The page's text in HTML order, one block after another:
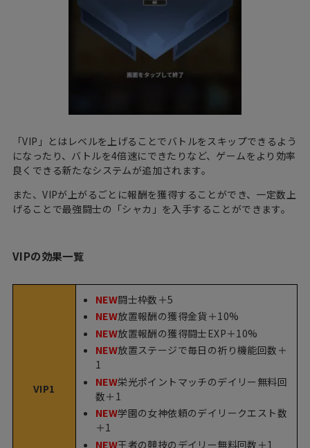
「VIP」とはレベルを上げることでバトルをスキップできるよう
になったり、バトルを4倍速にできたりなど、ゲームをより効率
良くできる新たなシステムが追加されます。
また、VIPが上がるごとに報酬を獲得することができ、一定数上
げることで最強闘士の「シャカ」 を入手することができます。
VIPの効果一覧
VIP1
NEW闘士枠数＋5
NEW放置報酬の獲得金貨＋10%
NEW放置報酬の獲得闘士EXP＋10%
NEW放置ステージで毎日の祈り機能回数＋
1
NEW栄光ポイントマッチのデイリー無料回
数＋1
NEW学園の女神依頼のデイリークエスト数
＋1
NEW王者の競技のデイリー無料回数＋1